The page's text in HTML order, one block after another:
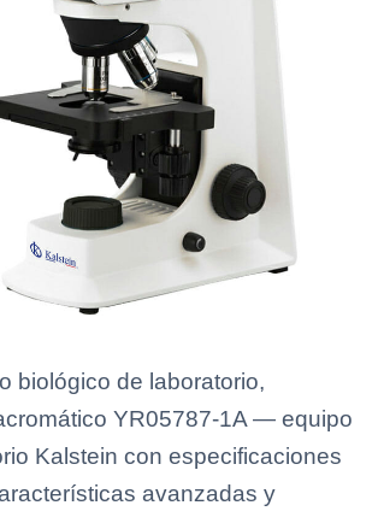
biológico de laboratorio,
YR05787-1A — equipo
Kalstein con especificaciones
avanzadas y